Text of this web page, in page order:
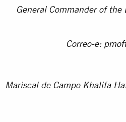
General Commander of the
Correo-e:
Mariscal de Campo Khalifa